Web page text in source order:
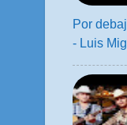
Por
- Luis